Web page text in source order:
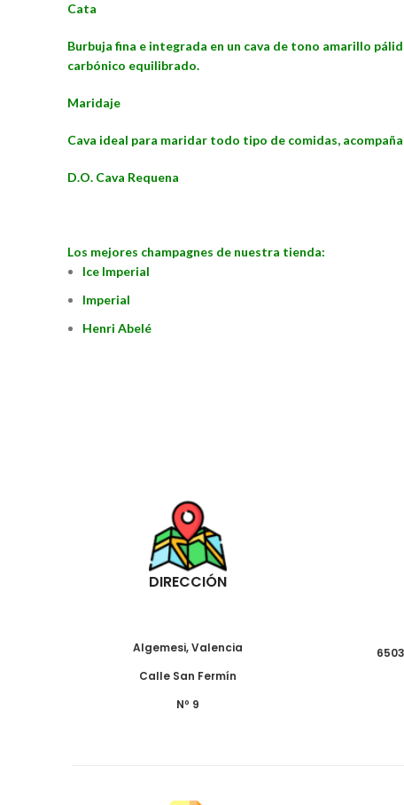
Cata
Burbuja fina e integrada en un cava de tono amarillo
carbónico equilibrado.
Maridaje
Cava ideal para maridar todo tipo de comidas,
D.O. Cava Requena
Los mejores champagnes de nuestra tienda:
Ice Imperial
Imperial
Henri Abelé
DIRECCIÓN
Algemesi, Valencia
Calle San Fermín
Nº 9